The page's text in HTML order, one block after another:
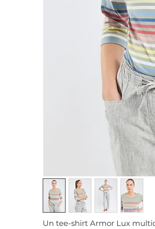
Un tee-shirt Armor Lux